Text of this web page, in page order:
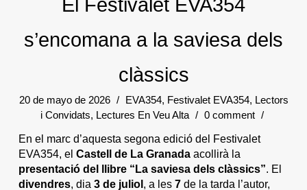
El Festivalet EVA354
s’encomana a la saviesa dels
clàssics
20 de mayo de 2026 / EVA354, Festivalet EVA354, Lectors
i Convidats, Lectures En Veu Alta / 0 comment /
En el marc d’aquesta segona edició del Festivalet
EVA354, el Castell de La Granadaacollirà la
presentació del llibre “La saviesa dels clàssics”. El
divendres, dia 3 de juliol , a les7de la tarda l’autor,